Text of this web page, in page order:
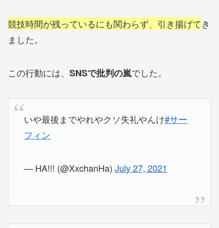
競技時間が残っているにも関わらず、引き揚げてき
ました。
この行動には、 SNSで批判の嵐でした。
いや最後までやれやクソ失礼やんけ#サー
フィン
— HA!!! (@XxchanHa)July 27, 2021